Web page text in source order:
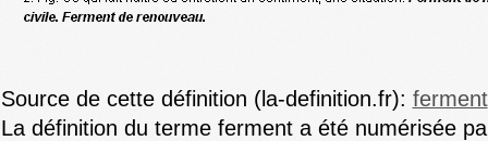
Source de cette définition (la-definition.fr): ferment
La définition du terme ferment a été numérisée